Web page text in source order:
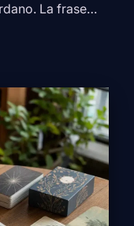
La frase
le ha ferite. Ma
[…]